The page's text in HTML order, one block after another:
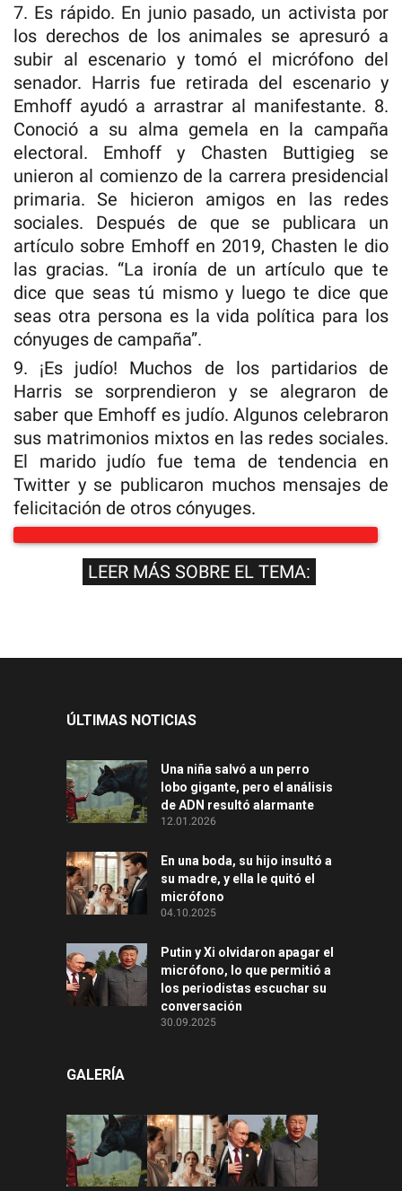
7. Es rápido. En junio pasado, un activista por
los derechos de los animales se apresuró a
subir al escenario y tomó el micrófono del
senador. Harris fue retirada del escenario y
Emhoff ayudó a arrastrar al manifestante. 8.
Conoció a su alma gemela en la campaña
electoral. Emhoff y Chasten Buttigieg se
unieron al comienzo de la carrera presidencial
primaria. Se hicieron amigos en las redes
sociales. Después de que se publicara un
artículo sobre Emhoff en 2019, Chasten le dio
las gracias. “La ironía de un artículo que te
dice que seas tú mismo y luego te dice que
seas otra persona es la vida política para los
cónyuges de campaña”.
9. ¡Es judío! Muchos de los partidarios de
Harris se sorprendieron y se alegraron de
saber que Emhoff es judío. Algunos celebraron
sus matrimonios mixtos en las redes sociales.
El marido judío fue tema de tendencia en
Twitter y se publicaron muchos mensajes de
felicitación de otros cónyuges.
LEER MÁS SOBRE EL TEMA:
ÚLTIMAS NOTICIAS
Una niña salvó a un perro
lobo gigante, pero el análisis
de ADN resultó alarmante
12.01.2026
En una boda, su hijo insultó a
su madre, y ella le quitó el
micrófono
04.10.2025
Putin y Xi olvidaron apagar el
micrófono, lo que permitió a
los periodistas escuchar su
conversación
30.09.2025
GALERÍA